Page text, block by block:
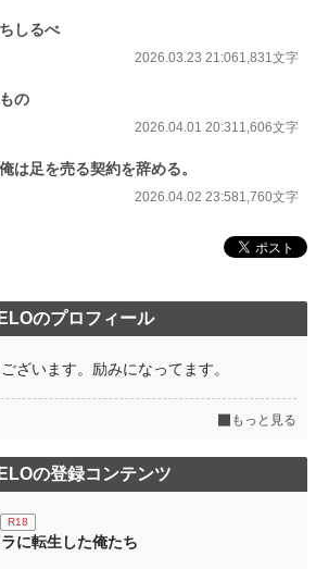
しるべ
2026.03.23 21:061,831文字
の
2026.04.01 20:311,606文字
足を売る契約を辞める。
2026.04.02 23:581,760文字
のプロフィール
ざいます。励みになってます。
もっと見る
の登録コンテンツ
R18
に転生した俺たち